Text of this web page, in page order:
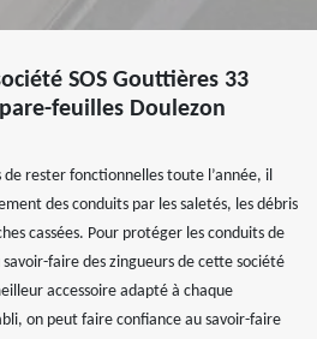
SOS Gouttières 33
feuilles Doulezon
rester fonctionnelles toute l’année, il
des conduits par les saletés, les débris
cassées. Pour protéger les conduits de
faire des zingueurs de cette société
accessoire adapté à chaque
on peut faire confiance au savoir-faire